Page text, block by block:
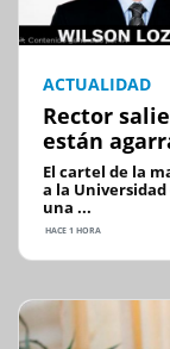
ACTUALIDAD
Rector
están
El cartel de la
a la
una ...
HACE 1 HORA